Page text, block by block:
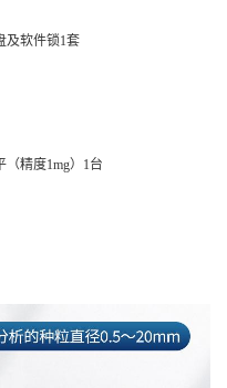
及软件锁1套
（精度1mg）1台